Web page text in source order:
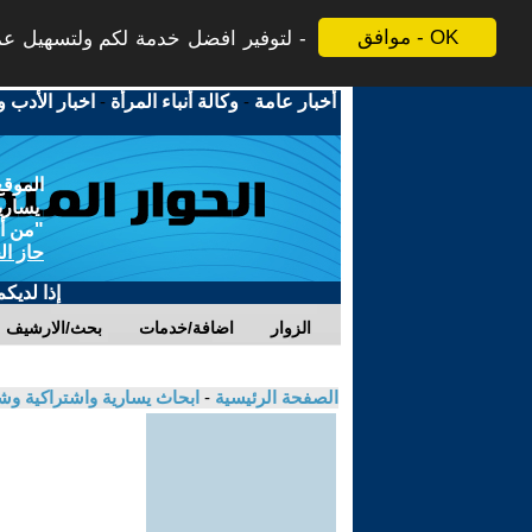
موافق - OK لتوفير افضل خدمة لكم ولتسهيل
أخبار عامة -وكالة أنباء المرأة - اخبار الأدب
"من
حاز
إذا
بحث/الارشيف اضافة/خدمات الزوار
الصفحة الرئيسية - ابحاث يسارية واشتراكية